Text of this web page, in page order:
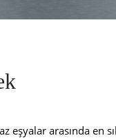
eşyalar arasında en